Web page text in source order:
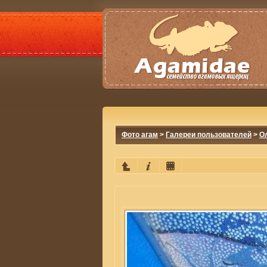
Фото агам > Галереи пользователей >